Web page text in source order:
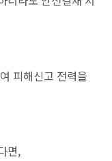
피해신고 전력을
면,